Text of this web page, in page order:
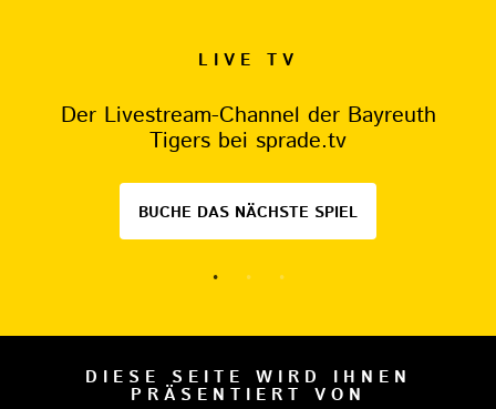
LIVE TV
Der Livestream-Channel der Bayreuth
Tigers bei sprade.tv
BUCHE DAS NÄCHSTE SPIEL
DIESE SEITE WIRD IHNEN
PRÄSENTIERT VON